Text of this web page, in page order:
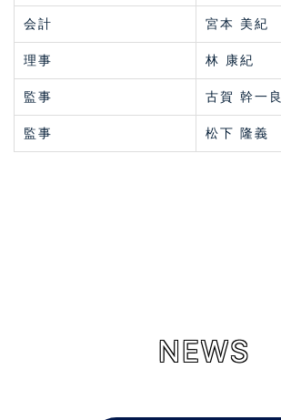
会計 宮本 美紀
理事 林 康紀
監事 古賀 幹一良
監事 松下 隆義
NEWS